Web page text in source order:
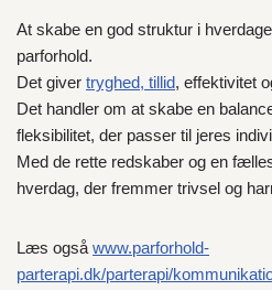
At skabe en god struktur i
parforhold.
Det giver tryghed, tillid, effektivitet
Det handler om at skabe en
fleksibilitet, der passer til jeres
Med de rette redskaber og en
hverdag, der fremmer trivsel og
Læs også www.parforhold-
parterapi.dk/parterapi/